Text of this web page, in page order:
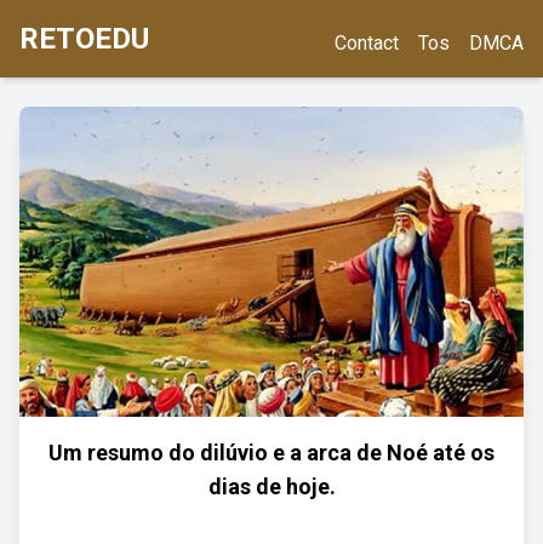
RETOEDU Contact Tos DMCA
Um resumo do dilúvio e a arca de Noé até os
dias de hoje.